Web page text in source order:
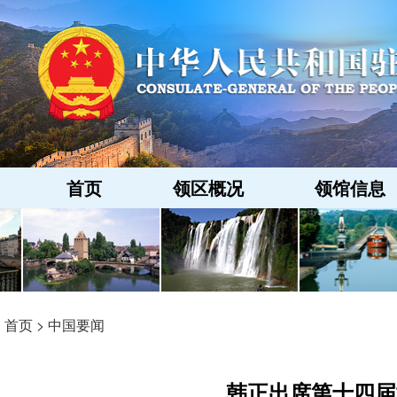
首页 领区概况 领馆信息
首页 > 中国要闻